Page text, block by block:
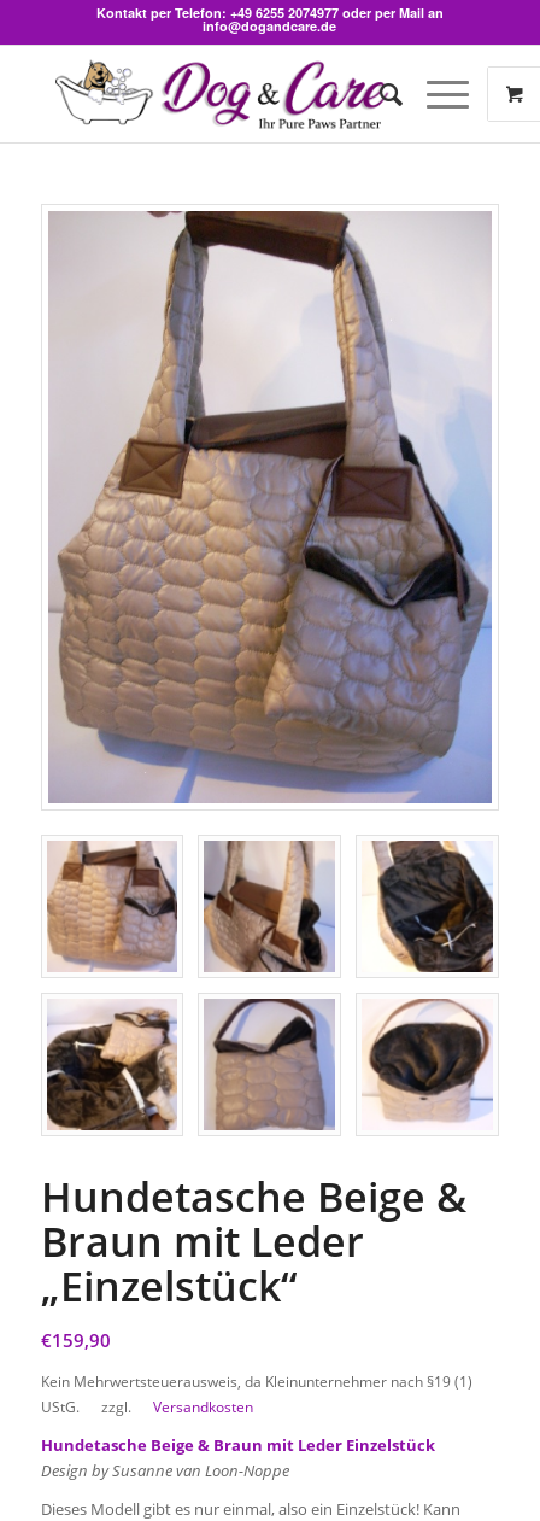
Kontakt per Telefon: +49 6255 2074977oder per Mail an
info@dogandcare.de
Hundetasche Beige &
Braun mit Leder
„Einzelstück“
€159,90
Kein Mehrwertsteuerausweis, da Kleinunternehmer nach §19 (1)
UStG.
zzgl. Versandkosten
Hundetasche Beige & Braun mit Leder Einzelstück
Design by Susanne van Loon-Noppe
Dieses Modell gibt es nur einmal, also ein Einzelstück! Kann